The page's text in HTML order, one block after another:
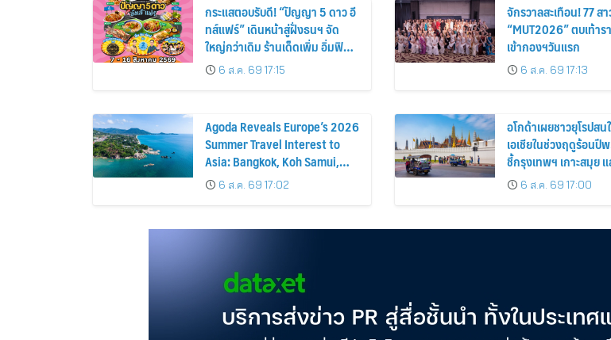
กระแสตอบรับดี! “ปัญญา 5 ดาว อี
ทส์แฟร์” เดินหน้าสู่ฝั่งธนฯ จัด
ใหญ่กว่าเดิม ร้านเด็ดเพิ่ม อิ่มฟิน
10 วันเต็ม!
6 ส.ค. 69 17:15
จักรวาลสะเทือน! 77 ส
“MUT2026” ตบเท้า
เข้ากองฯวันแรก
6 ส.ค. 69 17:13
Agoda Reveals Europe’s 2026
Summer Travel Interest to
Asia: Bangkok, Koh Samui,
and Pattaya Among the Top
Cities
6 ส.ค. 69 17:02
อโกด้าเผยชาวยุโรปส
เอเชียในช่วงฤดูร้อน
ชี้กรุงเทพฯ เกาะสมุย
ติดอันดับเมืองยอดนิยม
6 ส.ค. 69 17:00